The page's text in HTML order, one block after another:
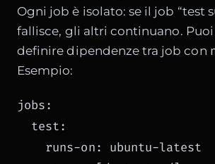
Ogni job è isolato: se il job “test
fallisce, gli altri continuano.
definire dipendenze tra job con
Esempio:
jobs:
  test:
    runs-on: ubuntu-latest